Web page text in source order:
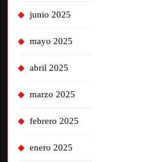
junio 2025
mayo 2025
abril 2025
marzo 2025
febrero 2025
enero 2025